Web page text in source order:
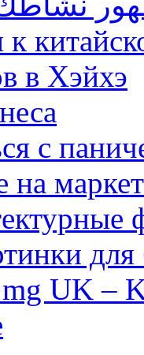
в Хэйхэ
с
UK –